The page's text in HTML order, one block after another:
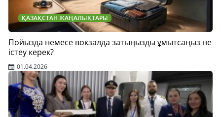
ҚАЗАҚСТАН ЖАҢАЛЫҚТАРЫ
Пойызда немесе вокзалда затыңызды ұмытсаңыз не
істеу керек?
01.04.2026